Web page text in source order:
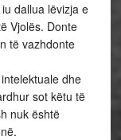
dallua lëvizja e
Vjolës. Donte
të vazhdonte
dhe
sot këtu të
nuk është